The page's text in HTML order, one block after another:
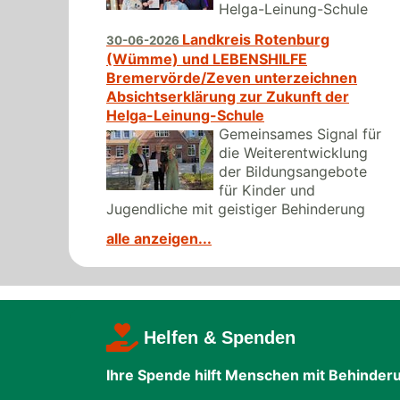
Helga-Leinung-Schule
30-06-2026 Landkreis Rotenburg
(Wümme) und LEBENSHILFE
Bremervörde/Zeven unterzeichnen
Absichtserklärung zur Zukunft der
Helga-Leinung-Schule
Gemeinsames Signal für
die Weiterentwicklung
der Bildungsangebote
für Kinder und
Jugendliche mit geistiger Behinderung
alle anzeigen...
Helfen & Spenden
Ihre Spende hilft Menschen mit